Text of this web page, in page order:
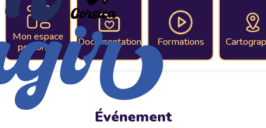
Mon espace
personnel
Documentation Formations
Événement